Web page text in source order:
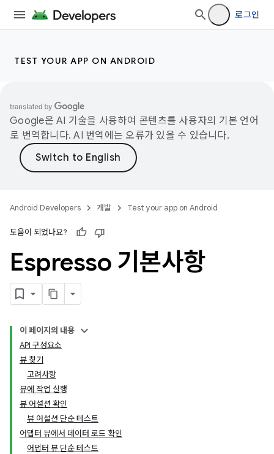
로그인
TEST YOUR APP ON ANDROID
Google은 AI 기술을 사용하여 콘텐츠를 사용자의 기본 언어
로 번역합니다. AI 번역에는 오류가 있을 수 있습니다.
Android Developers 개발 Test your app on Android
도움이 되었나요?
Espresso 기본사항
이 페이지의 내용
API 구성요소
뷰 찾기
고려사항
뷰에 작업 실행
뷰 어설션 확인
뷰 어설션 단순 테스트
어댑터 뷰에서 데이터 로드 확인
어댑터 뷰 단순 테스트